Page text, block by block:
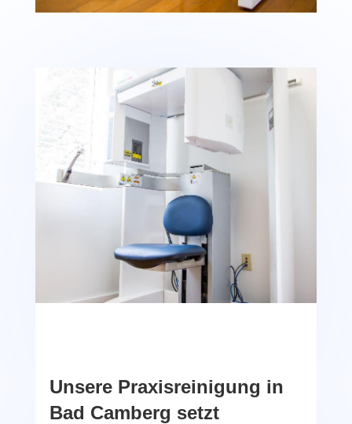
Unsere Praxisreinigung in
Bad Camberg setzt